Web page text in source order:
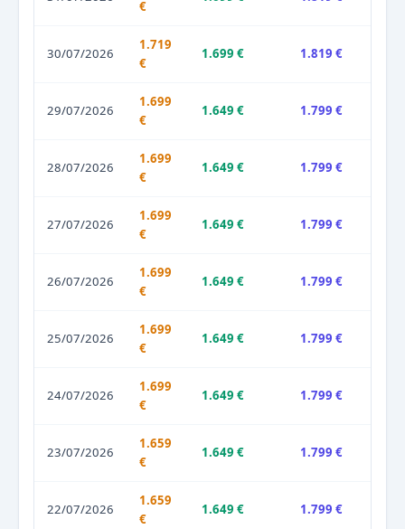
€
30/07/2026
1.719
€
1.699 € 1.819 €
29/07/2026
1.699
€
1.649 € 1.799 €
28/07/2026
1.699
€
1.649 € 1.799 €
27/07/2026
1.699
€
1.649 € 1.799 €
26/07/2026
1.699
€
1.649 € 1.799 €
25/07/2026
1.699
€
1.649 € 1.799 €
24/07/2026
1.699
€
1.649 € 1.799 €
23/07/2026
1.659
€
1.649 € 1.799 €
22/07/2026
1.659
€
1.649 € 1.799 €